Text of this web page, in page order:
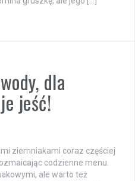
dla
jeść!
ziemniakami coraz częściej
codzienne menu.
ale warto też